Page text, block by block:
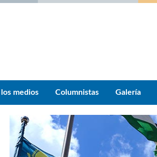
medios Columnistas Galería